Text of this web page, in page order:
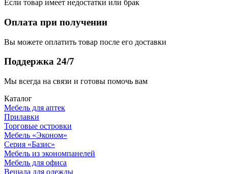
Если товар имеет недостатки или брак
Оплата при получении
Вы можете оплатить товар после его доставки
Поддержка 24/7
Мы всегда на связи и готовы помочь вам
Каталог
Мебель для аптек
Прилавки
Торговые островки
Мебель «Эконом»
Серия «Базис»
Мебель из экономпанелей
Мебель для офиса
Вешала для одежды